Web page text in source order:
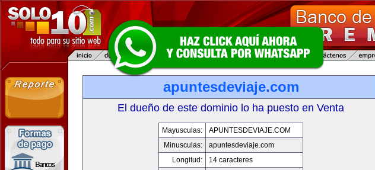
apuntesdeviaje.com
El dueño de este dominio lo ha puesto en Venta
Mayusculas:
APUNTESDEVIAJE.COM
Minusculas:
apuntesdeviaje.com
Longitud:
14 caracteres